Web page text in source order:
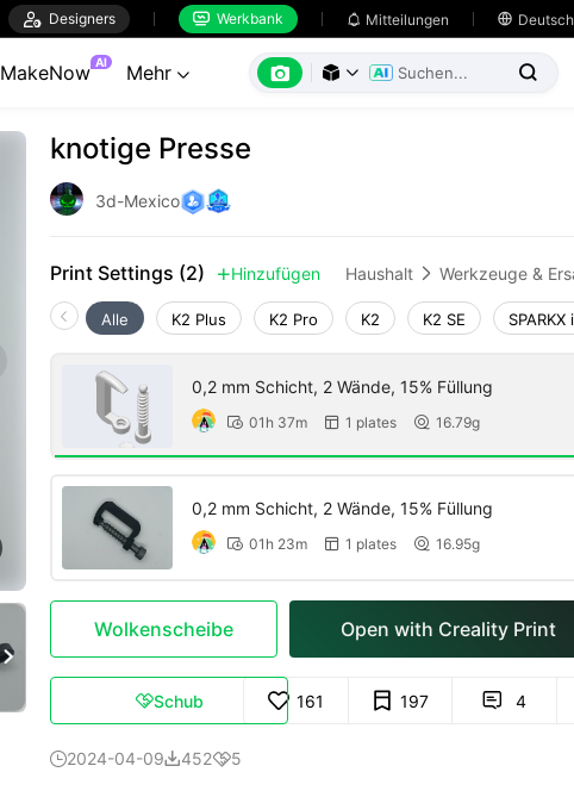
 Designers  Werkbank  Mitteilungen  Deutsch
MakeNow AI Mehr     

knotige Presse
3d-Mexico
Print Settings (2)  Hinzufügen Haushalt  Werkzeuge &
Alle K2 Plus K2 Pro K2 K2 SE SPARKX
0,2 mm Schicht, 2 Wände, 15% Füllung
 01h 37m  1 plates  16.79g
0,2 mm Schicht, 2 Wände, 15% Füllung
 01h 23m  1 plates  16.95g
Wolkenscheibe Open with Creality Print
Schub 161 197  4
2024-04-094525